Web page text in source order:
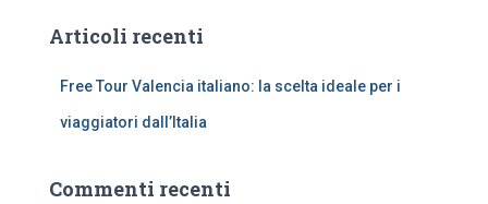
c
Articoli recenti
Free Tour Valencia italiano: la scelta ideale per i
viaggiatori dall’Italia
Commenti recenti